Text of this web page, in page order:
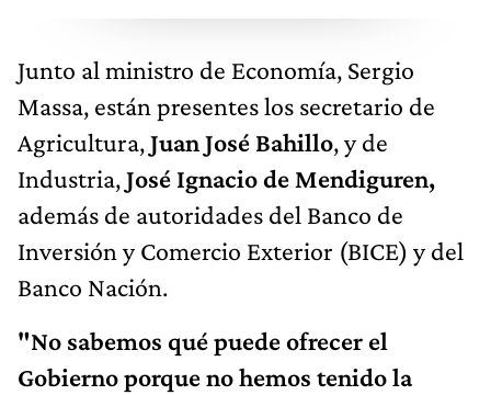
Junto al ministro de Economía, Sergio
Massa, están presentes los secretario de
Agricultura,Juan José Bahillo, y de
Industria,José Ignacio de Mendiguren,
además de autoridades del Banco de
Inversión y Comercio Exterior (BICE) y del
Banco Nación.
"No sabemos qué puede ofrecer el
Gobierno porque no hemos tenido la